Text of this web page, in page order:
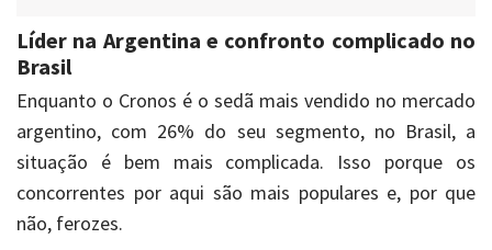
Líder na Argentina e confronto complicado no
Brasil
Enquanto o Cronos é o sedã mais vendido no mercado
argentino, com 26% do seu segmento, no Brasil, a
situação é bem mais complicada. Isso porque os
concorrentes por aqui são mais populares e, por que
não, ferozes.